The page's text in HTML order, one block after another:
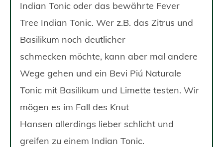
Indian Tonic oder das bewährte Fever
Tree Indian Tonic. Wer z.B. das Zitrus und
Basilikum noch deutlicher
schmecken möchte, kann aber mal andere
Wege gehen und ein Bevi Piú Naturale
Tonic mit Basilikum und Limette testen. Wir
mögen es im Fall des Knut
Hansen allerdings lieber schlicht und
greifen zu einem Indian Tonic.